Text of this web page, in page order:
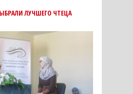
ЛУЧШЕГО ЧТЕЦА